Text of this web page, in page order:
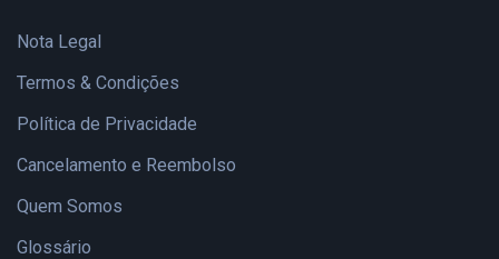
Nota Legal
Termos & Condições
Política de Privacidade
Cancelamento e Reembolso
Quem Somos
Glossário